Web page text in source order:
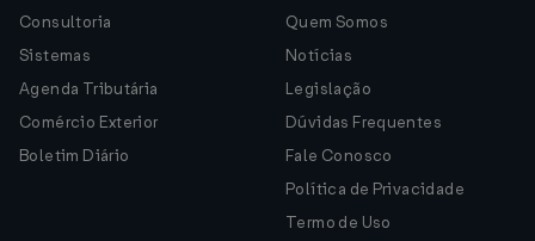
Consultoria
Sistemas
Agenda Tributária
Comércio Exterior
Boletim Diário
Quem Somos
Notícias
Legislação
Dúvidas Frequentes
Fale Conosco
Política de Privacidade
Termo de Uso